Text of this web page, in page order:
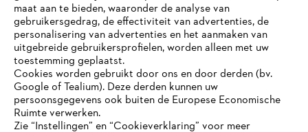
Bedrijf
STIHL FAQ
maat aan te bieden, waaronder de analyse van
gebruikersgedrag, de effectiviteit van advertenties, de
personalisering van advertenties en het aanmaken van
uitgebreide gebruikersprofielen, worden alleen met uw
toestemming geplaatst.
Cookies worden gebruikt door ons en door derden (bv.
Google of Tealium). Deze derden kunnen uw
persoonsgegevens ook buiten de Europese Economische
Ruimte verwerken.
Zie “Instellingen” en “Cookieverklaring” voor meer